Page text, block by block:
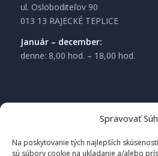
Spravovať
Na poskytovanie tých najlepších
sú súbory cookie na ukladanie a/alebo
ul. Osloboditeľov 90
013 13 RAJECKÉ TEPLICE
Január – december:
denne: 8,00 hod. – 18,00 hod.